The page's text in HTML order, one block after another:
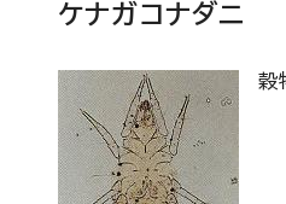
ケナガコナダニ
穀